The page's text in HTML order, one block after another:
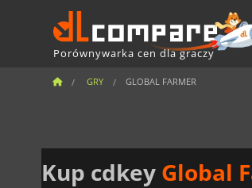
Porównywarka cen dla graczy
GRY GLOBAL FARMER
Kup cdkey Global